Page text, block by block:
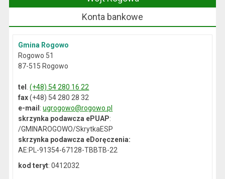
Konta bankowe
Gmina Rogowo
Rogowo 51
87-515 Rogowo
tel .(+48) 54 280 16 22
fax(+48) 54 280 28 32
e-mail :ugrogowo@rogowo.pl
skrzynka podawcza ePUAP:
/GMINAROGOWO/SkrytkaESP
skrzynka podawcza eDoręczenia:
AE:PL-91354-67128-TBBTB-22
kod teryt: 0412032